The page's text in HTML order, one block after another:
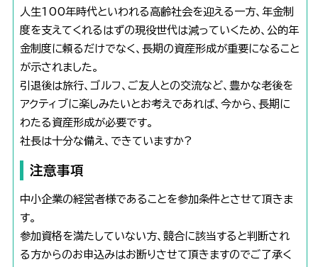
人生100年時代といわれる高齢社会を迎える一方、年金制
度を支えてくれるはずの現役世代は減っていくため、公的年
金制度に頼るだけでなく、長期の資産形成が重要になること
が示されました。
引退後は旅行、ゴルフ、ご友人との交流など、豊かな老後を
アクティブに楽しみたいとお考えであれば、今から、長期に
わたる資産形成が必要です。
社長は十分な備え、できていますか?
注意事項
中小企業の経営者様であることを参加条件とさせて頂きま
す。
参加資格を満たしていない方、競合に該当すると判断され
る方からのお申込みはお断りさせて頂きますのでご了承く